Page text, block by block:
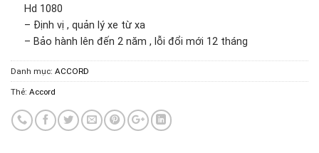
Hd 1080
– Định vị , quản lý xe từ xa
– Bảo hành lên đến 2 năm , lỗi đổi mới 12 tháng
Danh mục: ACCORD
Thẻ: Accord